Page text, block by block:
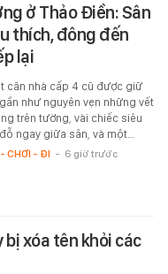
ở Thảo Điền: Sân
thích, đông đến
lại
căn nhà cấp 4 cũ được giữ
như nguyên vẹn những vết
trên tường, vài chiếc siêu
ngay giữa sân, và một…
CHƠI - ĐI - 6 giờ trước
xóa tên khỏi các